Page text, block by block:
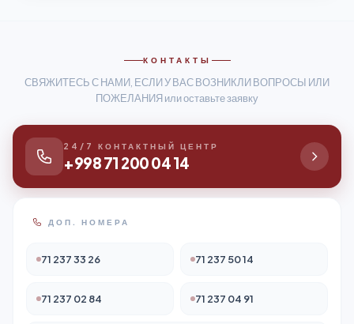
КОНТАКТЫ
СВЯЖИТЕСЬ С НАМИ, ЕСЛИ У ВАС ВОЗНИКЛИ ВОПРОСЫ ИЛИ
ПОЖЕЛАНИЯ или оставьте заявку
24/7 КОНТАКТНЫЙ ЦЕНТР
+998 71 200 04 14
ДОП. НОМЕРА
71 237 33 26 71 237 50 14
71 237 02 84 71 237 04 91